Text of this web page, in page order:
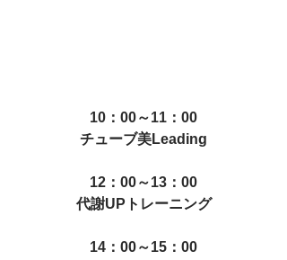
10：00～11：00
チューブ美Leading
12：00～13：00
代謝UPトレーニング
14：00～15：00